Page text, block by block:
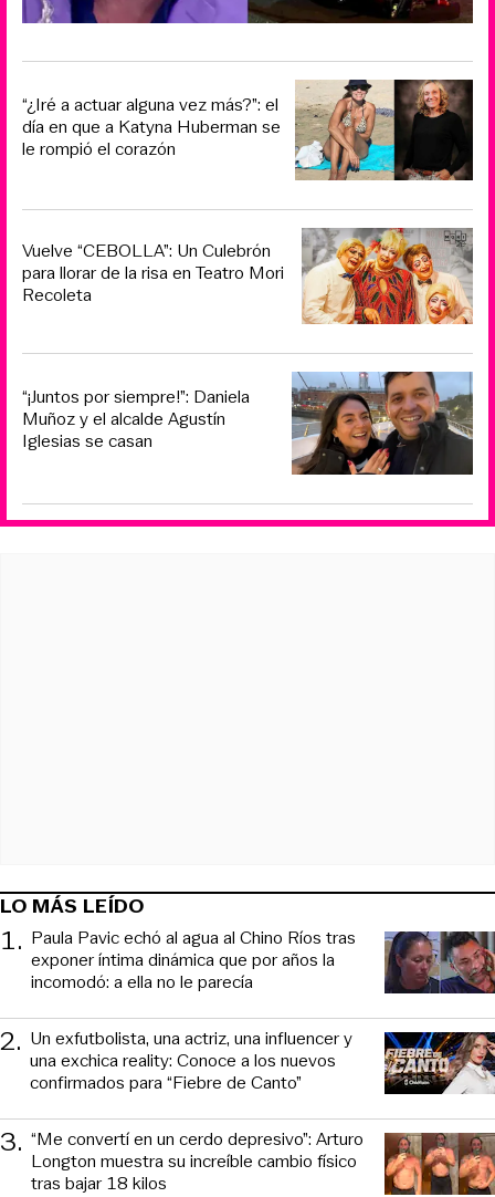
“¿Iré a actuar alguna vez más?”: el
día en que a Katyna Huberman se
le rompió el corazón
Vuelve “CEBOLLA”: Un Culebrón
para llorar de la risa en Teatro Mori
Recoleta
“¡Juntos por siempre!”: Daniela
Muñoz y el alcalde Agustín
Iglesias se casan
LO MÁS LEÍDO
1. Paula Pavic echó al agua al Chino Ríos tras
exponer íntima dinámica que por años la
incomodó: a ella no le parecía
2. Un exfutbolista, una actriz, una influencer y
una exchica reality: Conoce a los nuevos
confirmados para “Fiebre de Canto”
3. “Me convertí en un cerdo depresivo”: Arturo
Longton muestra su increíble cambio físico
tras bajar 18 kilos